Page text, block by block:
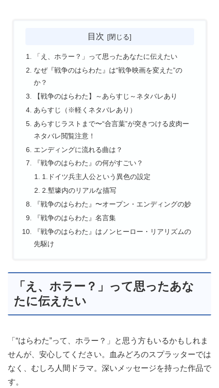
目次
「え、ホラー？」って思ったあなたに伝えたい
なぜ『戦争のはらわた』は“戦争映画を変えた”の
か？
【戦争のはらわた】～あらすじ～ネタバレあり
あらすじ（※軽くネタバレあり）
あらすじラストまで〜“合言葉”が突きつける皮肉ー
ネタバレ閲覧注意！
エンディングに流れる曲は？
『戦争のはらわた』の何がすごい？
1.ドイツ兵主人公という異色の設定
2.塹壕内のリアルな描写
『戦争のはらわた』〜オープン・エンディングの妙
『戦争のはらわた』名言集
『戦争のはらわた』はノンヒーロー・リアリズムの
先駆け
「え、ホラー？」って思ったあな
たに伝えたい
「 “はらわた”って、ホラー？」と思う方もいるかもしれま
せんが、安心してください。血みどろのスプラッターでは
なく、むしろ人間ドラマ。深いメッセージを持った作品で
す。